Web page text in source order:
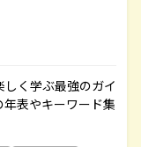
く学ぶ最強のガイ
表やキーワード集